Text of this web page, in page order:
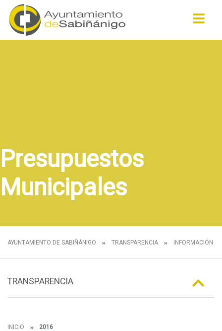
Presupuestos
Municipales
AYUNTAMIENTO DE SABIÑÁNIGO TRANSPARENCIA INFORMACIÓN
TRANSPARENCIA
INICIO 2016